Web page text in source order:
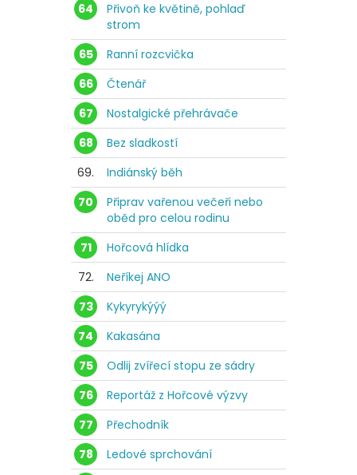
64
Přivoň ke květině, pohlaď
strom
65
Ranní rozcvička
66
Čtenář
67
Nostalgické přehrávače
68
Bez sladkostí
69.
Indiánský běh
70
Připrav vařenou večeři nebo
oběd pro celou rodinu
71
Hořcová hlídka
72.
Neříkej ANO
73
Kykyrykýýý
74
Kakasána
75
Odlij zvířecí stopu ze sádry
76
Reportáž z Hořcové výzvy
77
Přechodník
78
Ledové sprchování